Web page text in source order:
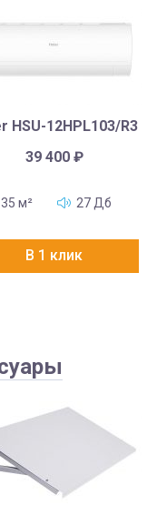
HSU-12HPL103/R3
39 400 ₽
м² 27 Дб
В 1 клик